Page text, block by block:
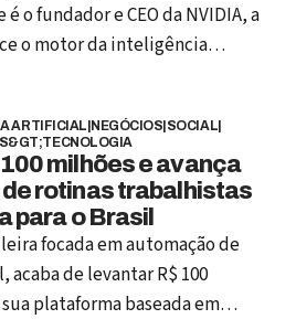
o fundador e CEO da NVIDIA, a
o motor da inteligência
placas gráficas, que antes
do planeta. Se o
de Fórmula 1, a NVIDIA seria
ARTIFICIAL NEGÓCIOS SOCIAL
milhões e avança
rotinas trabalhistas
para o Brasil
focada em automação de
acaba de levantar R$ 100
plataforma baseada em